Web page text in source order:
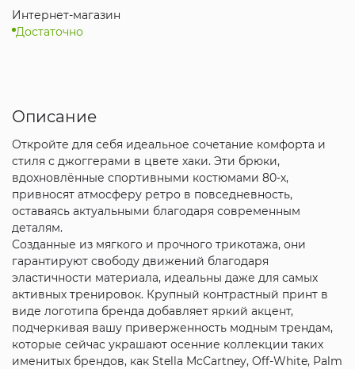
Интернет-магазин
Достаточно
Описание
Откройте для себя идеальное сочетание комфорта и
стиля с джоггерами в цвете хаки. Эти брюки,
вдохновлённые спортивными костюмами 80-х,
привносят атмосферу ретро в повседневность,
оставаясь актуальными благодаря современным
деталям.
Созданные из мягкого и прочного трикотажа, они
гарантируют свободу движений благодаря
эластичности материала, идеальны даже для самых
активных тренировок. Крупный контрастный принт в
виде логотипа бренда добавляет яркий акцент,
подчеркивая вашу приверженность модным трендам,
которые сейчас украшают осенние коллекции таких
именитых брендов, как Stella McCartney, Off-White, Palm